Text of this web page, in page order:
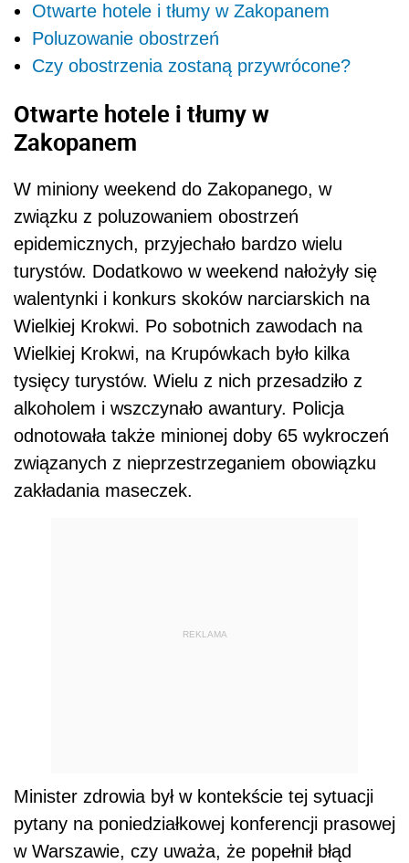
Otwarte hotele i tłumy w Zakopanem
Poluzowanie obostrzeń
Czy obostrzenia zostaną przywrócone?
Otwarte hotele i tłumy w
Zakopanem
W miniony weekend do Zakopanego, w
związku z poluzowaniem obostrzeń
epidemicznych, przyjechało bardzo wielu
turystów. Dodatkowo w weekend nałożyły się
walentynki i konkurs skoków narciarskich na
Wielkiej Krokwi. Po sobotnich zawodach na
Wielkiej Krokwi, na Krupówkach było kilka
tysięcy turystów. Wielu z nich przesadziło z
alkoholem i wszczynało awantury. Policja
odnotowała także minionej doby 65 wykroczeń
związanych z nieprzestrzeganiem obowiązku
zakładania maseczek.
REKLAMA
Minister zdrowia był w kontekście tej sytuacji
pytany na poniedziałkowej konferencji prasowej
w Warszawie, czy uważa, że popełnił błąd